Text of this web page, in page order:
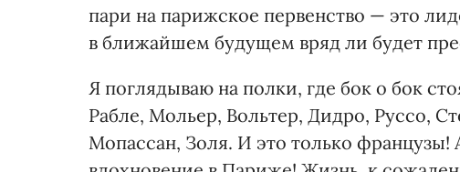
пари на парижское первенство — это
в ближайшем будущем вряд ли будет
Я поглядываю на полки, где бок о бок
Рабле, Мольер, Вольтер, Дидро, Руссо,
Мопассан, Золя. И это только французы!